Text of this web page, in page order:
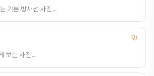
기본 방사선 사진...
보는 사진...